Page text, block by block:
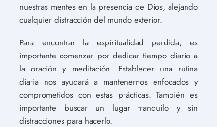
nuestras mentes en la presencia de Dios, alejando
cualquier distracción del mundo exterior.
Para encontrar la espiritualidad perdida, es
importante comenzar por dedicar tiempo diario a
la oración y meditación. Establecer una rutina
diaria nos ayudará a mantenernos enfocados y
comprometidos con estas prácticas. También es
importante buscar un lugar tranquilo y sin
distracciones para hacerlo.